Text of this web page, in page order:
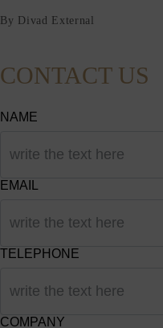
By Divad External
CONTACT US
NAME
EMAIL
TELEPHONE
COMPANY